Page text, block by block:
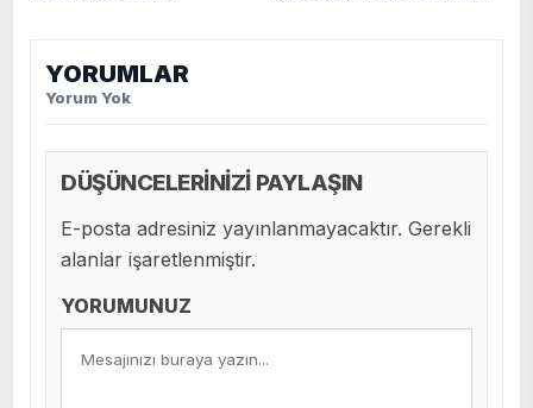
YORUMLAR
Yorum Yok
DÜŞÜNCELERİNİZİ PAYLAŞIN
E-posta adresiniz yayınlanmayacaktır. Gerekli
alanlar işaretlenmiştir.
YORUMUNUZ